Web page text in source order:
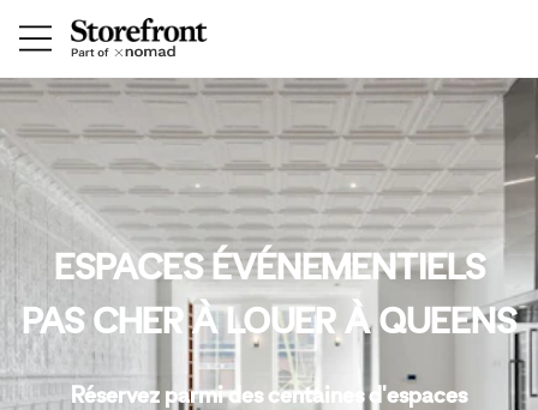
ESPACES ÉVÉNEMENTIELS
PAS CHER À LOUER À QUEENS
Réservez parmi des centaines d'espaces